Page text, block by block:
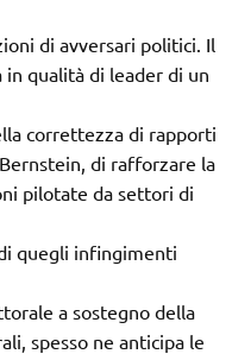
di avversari politici. Il
qualità di leader di un
correttezza di rapporti
di rafforzare la
pilotate da settori di
quegli infingimenti
a sostegno della
spesso ne anticipa le